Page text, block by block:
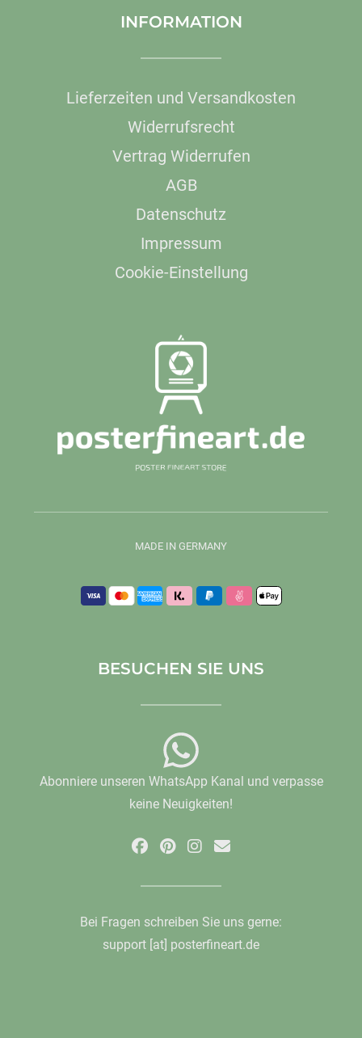
INFORMATION
Lieferzeiten und Versandkosten
Widerrufsrecht
Vertrag Widerrufen
AGB
Datenschutz
Impressum
Cookie-Einstellung
MADE IN GERMANY
BESUCHEN SIE UNS
Abonniere unseren WhatsApp Kanal und verpasse
keine Neuigkeiten!
Bei Fragen schreiben Sie uns gerne:
support [at] posterfineart.de